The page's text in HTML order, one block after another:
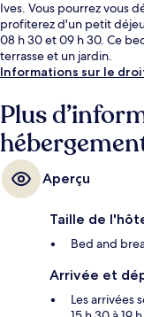
Ives. Vous pourrez vous
profiterez d'un petit
08 h 30 et 09 h 30. Ce
terrasse et un jardin.
Informations sur le
Plus
Aperçu
Taille de
Bed and
Arrivée et
Les arrivées